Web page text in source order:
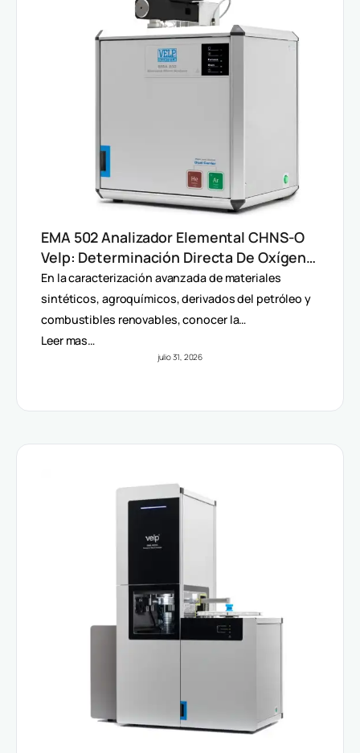
EMA 502 Analizador Elemental CHNS-O
Velp: Determinación Directa De Oxígeno
Y Análisis Multiparámetro
En la caracterización avanzada de materiales
sintéticos, agroquímicos, derivados del petróleo y
combustibles renovables, conocer la…
Leer mas…
julio 31, 2026